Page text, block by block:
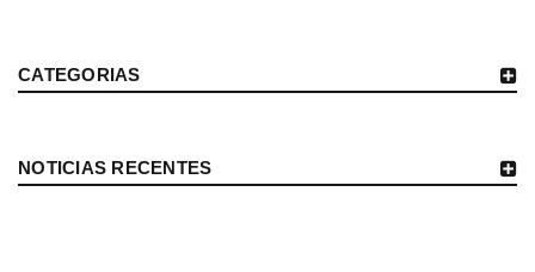
CATEGORIAS
NOTICIAS RECENTES